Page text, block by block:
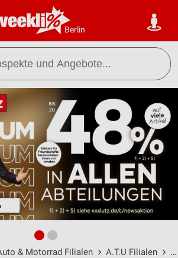
Berlin
& Motorrad Filialen A.T.U Filialen